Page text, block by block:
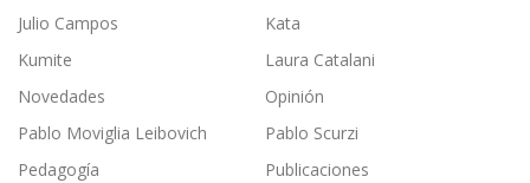
Julio Campos
Kata
Kumite
Laura Catalani
Novedades
Opinión
Pablo Moviglia Leibovich
Pablo Scurzi
Pedagogía
Publicaciones